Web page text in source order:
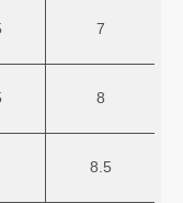
7
8
8.5